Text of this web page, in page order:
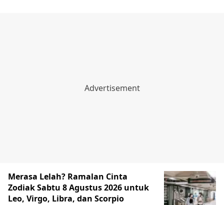
Merasa Lelah? Ramalan Cinta
Zodiak Sabtu 8 Agustus 2026 untuk
Leo, Virgo, Libra, dan Scorpio